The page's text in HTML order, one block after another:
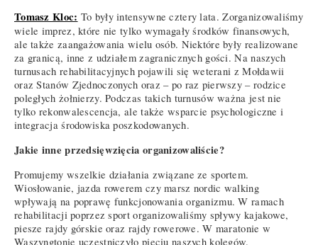
Tomasz Kloc: To były intensywne cztery lata. Zorganizowaliśmy
wiele imprez, które nie tylko wymagały środków finansowych,
ale także zaangażowania wielu osób. Niektóre były realizowane
za granicą, inne z udziałem zagranicznych gości. Na naszych
turnusach rehabilitacyjnych pojawili się weterani z Mołdawii
oraz Stanów Zjednoczonych oraz – po raz pierwszy – rodzice
poległych żołnierzy. Podczas takich turnusów ważna jest nie
tylko rekonwalescencja, ale także wsparcie psychologiczne i
integracja środowiska poszkodowanych.
Jakie inne przedsięwzięcia organizowaliście?
Promujemy wszelkie działania związane ze sportem.
Wiosłowanie, jazda rowerem czy marsz nordic walking
wpływają na poprawę funkcjonowania organizmu. W ramach
rehabilitacji poprzez sport organizowaliśmy spływy kajakowe,
piesze rajdy górskie oraz rajdy rowerowe. W maratonie w
Waszyngtonie uczestniczyło pięciu naszych kolegów.